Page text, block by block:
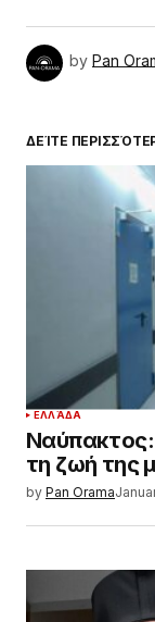
by Pan
ΔΕΊΤΕ
ΕΛΛΆΔΑ
Ναύπακτος:
τη ζωή της
by Pan Orama